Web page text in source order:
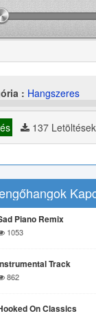
: Hangszeres
137
Piano Remix
1053
Track
862
On Classics